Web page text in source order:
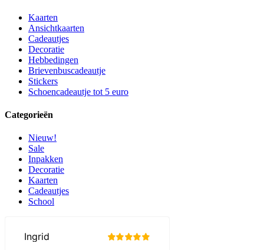
Kaarten
Ansichtkaarten
Cadeautjes
Decoratie
Hebbedingen
Brievenbuscadeautje
Stickers
Schoencadeautje tot 5 euro
Categorieën
Nieuw!
Sale
Inpakken
Decoratie
Kaarten
Cadeautjes
School